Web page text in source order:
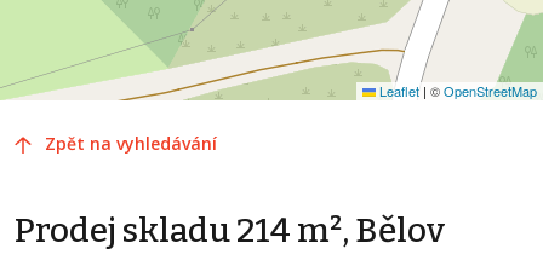
Leaflet | ©OpenStreetMap
Zpět na vyhledávání
Prodej skladu 214 m², Bělov